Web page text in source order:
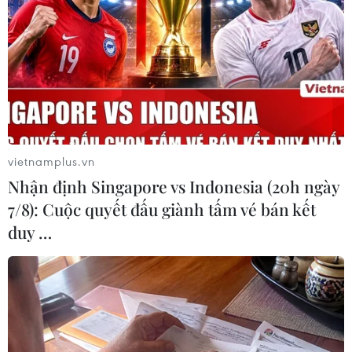
và các hoạt động an sinh xã hội, hỗ trợ người có
hoàn cảnh khó khăn…/.
(TTXVN/Vietnam+)
vietnamplus.vn
Nhận định Singapore vs Indonesia (20h ngày
7/8): Cuộc quyết đấu giành tấm vé bán kết
duy …